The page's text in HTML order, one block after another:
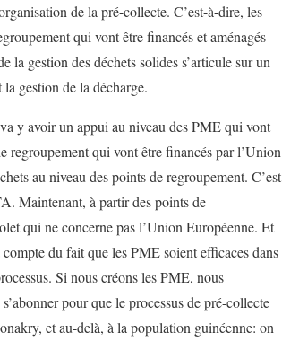
de la pré-collecte. C’est-à-dire, les
qui vont être financés et aménagés
gestion des déchets solides s’articule sur un
gestion de la décharge.
y avoir un appui au niveau des PME qui vont
regroupement qui vont être financés par l’Union
au niveau des points de regroupement. C’est
Maintenant, à partir des points de
qui ne concerne pas l’Union Européenne. Et
du fait que les PME soient efficaces dans
Si nous créons les PME, nous
pour que le processus de pré-collecte
et au-delà, à la population guinéenne: on